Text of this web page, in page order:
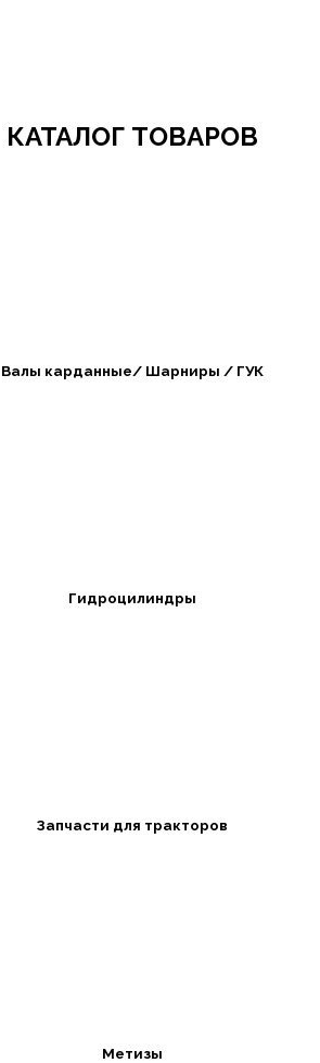
КАТАЛОГ ТОВАРОВ
Валы карданные/ Шарниры / ГУК
Гидроцилиндры
Запчасти для тракторов
Метизы